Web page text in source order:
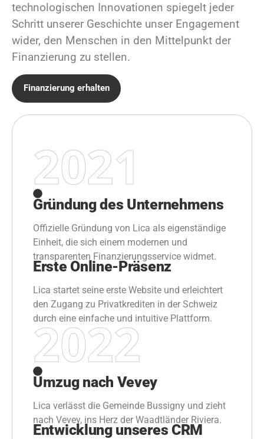
technologischen Innovationen spiegelt jeder
Schritt unserer Geschichte unser Engagement
wider, den Menschen in den Mittelpunkt der
Finanzierung zu stellen.
Finanzierung erhalten
2021
Gründung des Unternehmens
Offizielle Gründung von Lica als eigenständige
Einheit, die sich einem modernen und
transparenten Finanzierungsservice widmet.
Erste Online-Präsenz
Lica startet seine erste Website und erleichtert
den Zugang zu Privatkrediten in der Schweiz
durch eine einfache und intuitive Plattform.
2022
Umzug nach Vevey
Lica verlässt die Gemeinde Bussigny und zieht
nach Vevey, ins Herz der Waadtländer Riviera.
Entwicklung unseres CRM